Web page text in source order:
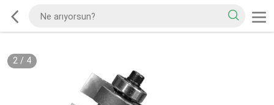
2/ 4